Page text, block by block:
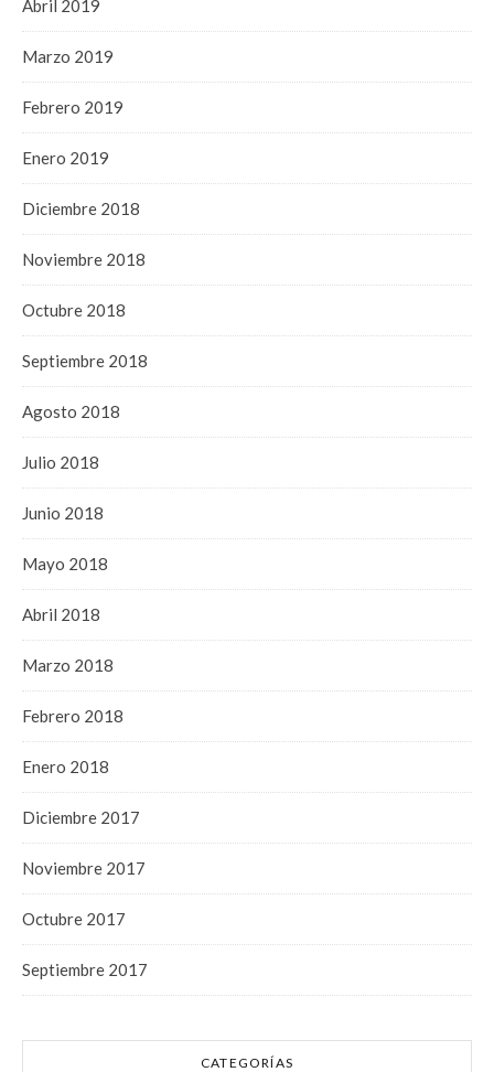
Abril 2019
Marzo 2019
Febrero 2019
Enero 2019
Diciembre 2018
Noviembre 2018
Octubre 2018
Septiembre 2018
Agosto 2018
Julio 2018
Junio 2018
Mayo 2018
Abril 2018
Marzo 2018
Febrero 2018
Enero 2018
Diciembre 2017
Noviembre 2017
Octubre 2017
Septiembre 2017
CATEGORÍAS